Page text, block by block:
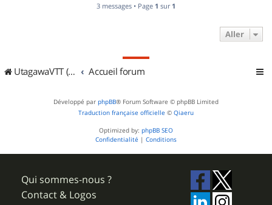
3 messages • Page 1 sur 1
Aller
UtagawaVTT (Randos VTT et VTTAE avec traces GPS) Accueil forum
Développé par phpBB® Forum Software © phpBB Limited
Traduction française officielle © Qiaeru
Optimized by: phpBB SEO
Confidentialité | Conditions
Qui sommes-nous ?
Contact & Logos